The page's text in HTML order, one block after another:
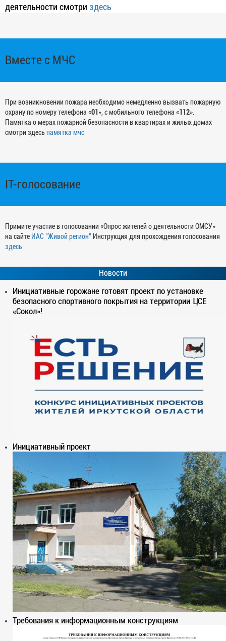
деятельности смотри здесь
Вместе с МЧС
При возникновении пожара необходимо немедленно вызвать пожарную
охрану по номеру телефона «01 », с мобильного телефона «112».
Памятка о мерах пожарной безопасности в квартирах и жилых домах
смотри здесьпамятка мчс
IT-голосование
Примите участие в голосовании «Опрос жителей о деятельности ОМСУ»
на сайте ИАС "Живой регион" Инструкция для прохождения голосования
здесь
Новости
Инициативные горожане готовят проект по установке
безопасного спортивного покрытия на территории ЦСЕ
«Сокол»!
Инициативный проект
Требования к информационным конструкциям